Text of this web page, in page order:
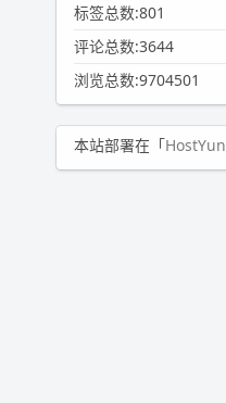
标签总数:801
评论总数:3644
浏览总数:9704501
本站部署在「HostYun